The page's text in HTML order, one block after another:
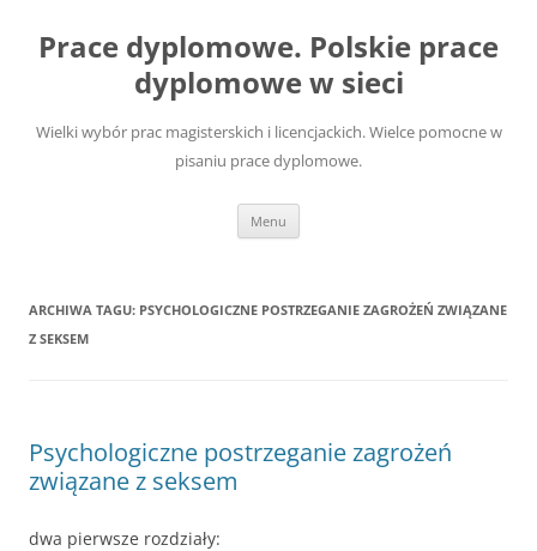
treści
Prace dyplomowe. Polskie prace
dyplomowe w sieci
Wielki wybór prac magisterskich i licencjackich. Wielce pomocne w
pisaniu prace dyplomowe.
Menu
ARCHIWA TAGU: PSYCHOLOGICZNE POSTRZEGANIE ZAGROŻEŃ ZWIĄZANE
Z SEKSEM
Psychologiczne postrzeganie zagrożeń
związane z seksem
dwa pierwsze rozdziały: